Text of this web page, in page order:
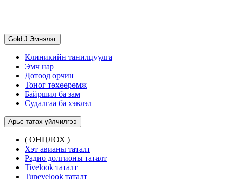
Gold J Эмнэлэг
Клиникийн танилцуулга
Эмч нар
Дотоод орчин
Тоног төхөөрөмж
Байршил ба зам
Судалгаа ба хэвлэл
Арьс татах үйлчилгээ
( ОНЦЛОХ )
Хэт авианы таталт
Радио долгионы таталт
Tivelook таталт
Tunevelook таталт